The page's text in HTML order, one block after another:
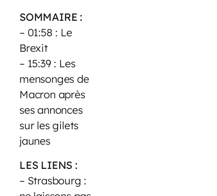
SOMMAIRE :
– 01:58 : Le
Brexit
– 15:39 : Les
mensonges de
Macron après
ses annonces
sur les gilets
jaunes
LES LIENS :
– Strasbourg :